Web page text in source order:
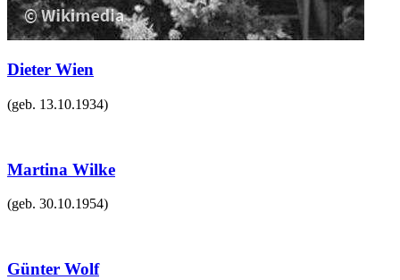
Dieter Wien
(geb. 13.10.1934)
Martina Wilke
(geb. 30.10.1954)
Günter Wolf